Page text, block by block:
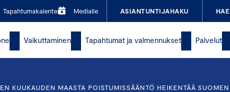
Tapahtumakalenteri Medialle ASIANTUNTIJAHAKU
Vaikuttaminen Tapahtumat ja valmennukset Palvelut
KUUKAUDEN MAASTA POISTUMISSÄÄNTÖ HEIKENTÄÄ